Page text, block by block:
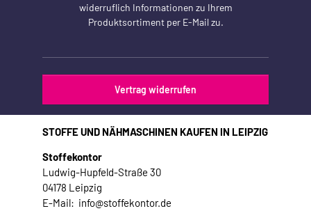
widerruflich Informationen zu Ihrem
Produktsortiment per E-Mail zu.
Vertrag widerrufen
STOFFE UND NÄHMASCHINEN KAUFEN IN LEIPZIG
Stoffekontor
Ludwig-Hupfeld-Straße 30
04178 Leipzig
E-Mail: info@stoffekontor.de